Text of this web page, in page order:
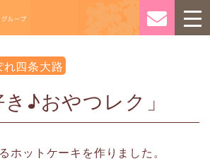
れ四条大路
き♪おやつレク」
ホットケーキを作りました。